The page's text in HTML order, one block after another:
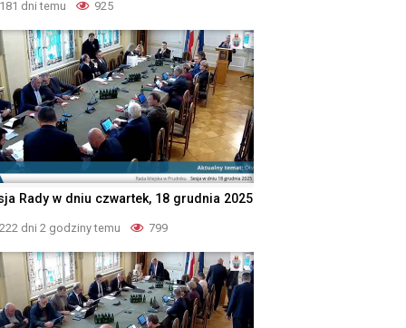
181 dni temu 925
Rady w dniu czwartek, 18 grudnia 2025
222 dni 2 godziny temu 799